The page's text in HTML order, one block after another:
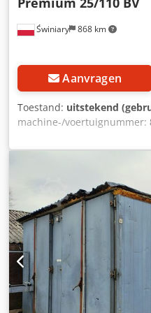
Świniary 868 km
Aanvragen
Toestand: uitstekend
machine-/voertuignummer:
, Vacuümdroger
een grondige revisie in
Eberl (direct van het
Ah Sjck Volledig